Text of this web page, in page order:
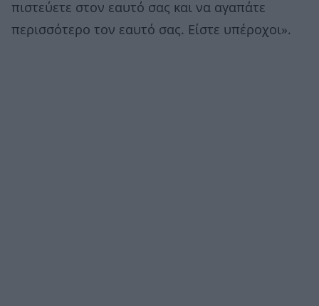
πιστεύετε στον εαυτό σας και να αγαπάτε
περισσότερο τον εαυτό σας. Είστε υπέροχοι».